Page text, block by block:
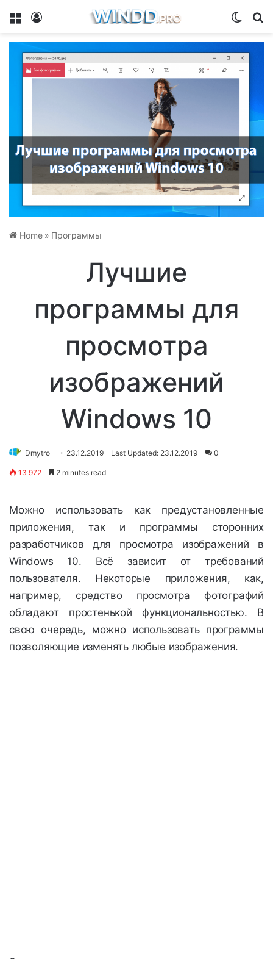
Menu
Home » Программы
Лучшие
программы для
просмотра
изображений
Windows 10
Dmytro 23.12.2019 Last Updated: 23.12.2019 0
13 972 2 minutes read
Можно использовать как предустановленные
приложения, так и программы сторонних
разработчиков для просмотра изображений в
Windows 10. Всё зависит от требований
пользователя. Некоторые приложения, как,
например, средство просмотра фотографий
обладают простенькой функциональностью. В
свою очередь, можно использовать программы
позволяющие изменять любые изображения.